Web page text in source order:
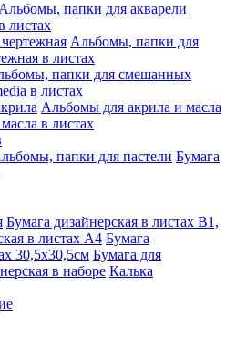
Альбомы, папки для акварели
листах
Альбомы, папки для
в листах
папки для смешанных
в листах
Альбомы для акрила и масла
в листах
папки для пастели Бумага
Бумага дизайнерская в листах В1,
в листах А4 Бумага
30,5х30,5см Бумага для
в наборе Калька